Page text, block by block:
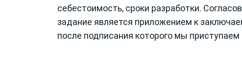
себестоимость, сроки разработки.
задание является приложением к
после подписания которого мы приступаем